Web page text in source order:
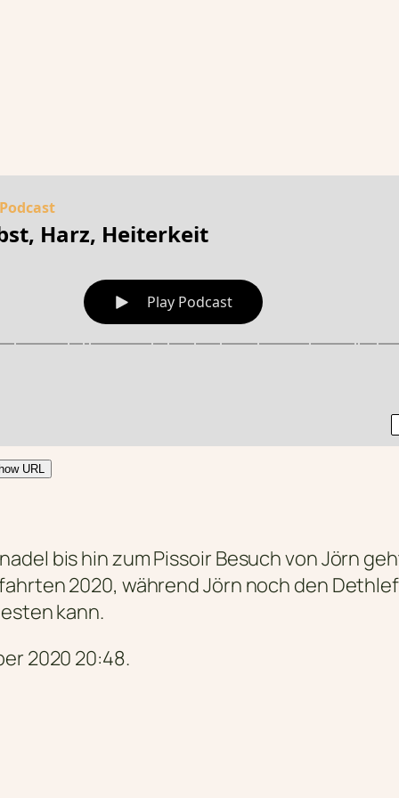
URL
bis hin zum Pissoir Besuch von Jörn
2020, während Jörn noch den
kann.
2020 20:48.